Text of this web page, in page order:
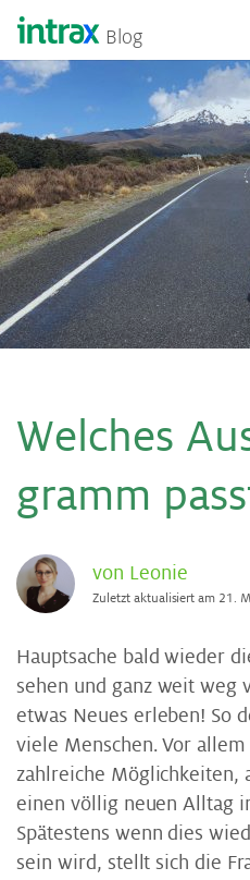
Blog
Wel­ches
gramm
von Leonie
Zuletzt aktualisiert am 21.
Hauptsache bald wieder
sehen und ganz weit weg
etwas Neues erleben! So
viele Menschen. Vor
zahlreiche Möglichkeiten,
einen völlig neuen Alltag
Spätestens wenn dies
sein wird, stellt sich die